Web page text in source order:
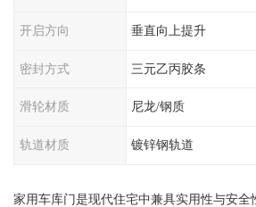
开启方向 垂直向上提升
密封方式 三元乙丙胶条
滑轮材质 尼龙/钢质
轨道材质 镀锌钢轨道
家用车库门是现代住宅中兼具实用性与安全